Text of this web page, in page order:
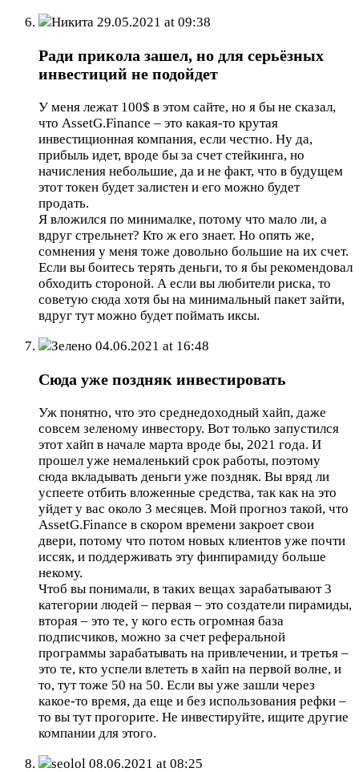
Никита 29.05.2021 at 09:38
Ради прикола зашел, но для серьёзных
инвестиций не подойдет
У меня лежат 100$ в этом сайте, но я бы не сказал,
что AssetG.Finance – это какая-то крутая
инвестиционная компания, если честно. Ну да,
прибыль идет, вроде бы за счет стейкинга, но
начисления небольшие, да и не факт, что в будущем
этот токен будет залистен и его можно будет
продать.
Я вложился по минималке, потому что мало ли, а
вдруг стрельнет? Кто ж его знает. Но опять же,
сомнения у меня тоже довольно большие на их счет.
Если вы боитесь терять деньги, то я бы рекомендовал
обходить стороной. А если вы любители риска, то
советую сюда хотя бы на минимальный пакет зайти,
вдруг тут можно будет поймать иксы.
Зелено 04.06.2021 at 16:48
Сюда уже поздняк инвестировать
Уж понятно, что это среднедоходный хайп, даже
совсем зеленому инвестору. Вот только запустился
этот хайп в начале марта вроде бы, 2021 года. И
прошел уже немаленький срок работы, поэтому
сюда вкладывать деньги уже поздняк. Вы вряд ли
успеете отбить вложенные средства, так как на это
уйдет у вас около 3 месяцев. Мой прогноз такой, что
AssetG.Finance в скором времени закроет свои
двери, потому что потом новых клиентов уже почти
иссяк, и поддерживать эту финпирамиду больше
некому.
Чтоб вы понимали, в таких вещах зарабатывают 3
категории людей – первая – это создатели пирамиды,
вторая – это те, у кого есть огромная база
подписчиков, можно за счет реферальной
программы зарабатывать на привлечении, и третья –
это те, кто успели влететь в хайп на первой волне, и
то, тут тоже 50 на 50. Если вы уже зашли через
какое-то время, да еще и без использования рефки –
то вы тут прогорите. Не инвестируйте, ищите другие
компании для этого.
seolol 08.06.2021 at 08:25